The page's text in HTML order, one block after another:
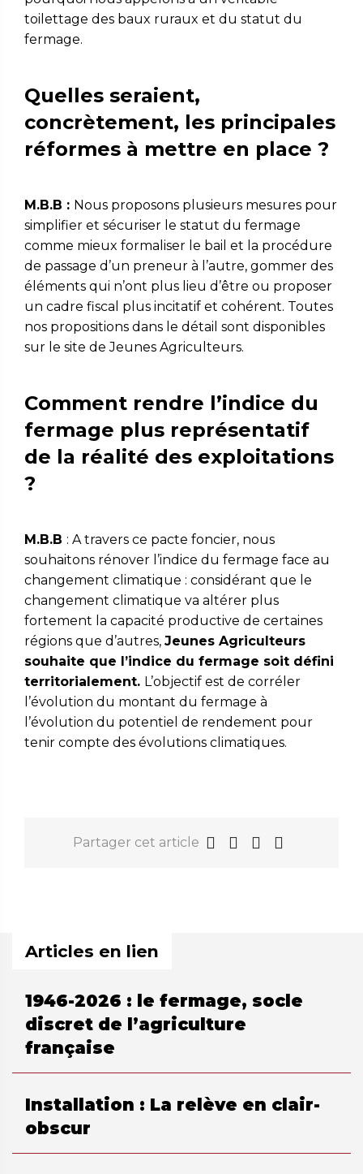
toilettage des baux ruraux et du statut du
fermage.
Quelles seraient,
concrètement, les principales
réformes à mettre en place ?
M.B.B : Nous proposons plusieurs mesures pour
simplifier et sécuriser le statut du fermage
comme mieux formaliser le bail et la procédure
de passage d’un preneur à l’autre, gommer des
éléments qui n’ont plus lieu d’être ou proposer
un cadre fiscal plus incitatif et cohérent. Toutes
nos propositions dans le détail sont disponibles
sur le site de Jeunes Agriculteurs.
Comment rendre l’indice du
fermage plus représentatif
de la réalité des exploitations
?
M.B.B : A travers ce pacte foncier, nous
souhaitons rénover l’indice du fermage face au
changement climatique : considérant que le
changement climatique va altérer plus
fortement la capacité productive de certaines
régions que d’autres, Jeunes Agriculteurs
souhaite que l’indice du fermage soit défini
territorialement. L’objectif est de corréler
l’évolution du montant du fermage à
l’évolution du potentiel de rendement pour
tenir compte des évolutions climatiques.
Partager cet article
Articles en lien
1946-2026 : le fermage, socle
discret de l’agriculture
française
Installation : La relève en clair-
obscur